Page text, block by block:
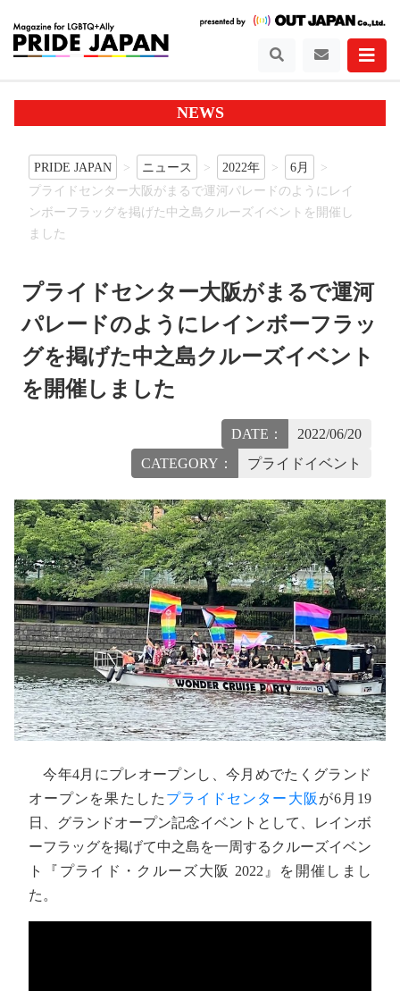
NEWS
PRIDE JAPAN ニュース 2022年
6月
プライドセンター大阪がまるで運河パレードのようにレイ
ンボーフラッグを掲げた中之島クルーズイベントを開催し
ました
プライドセンター大阪がまるで運河
パレードのようにレインボーフラッ
グを掲げた中之島クルーズイベント
を開催しました
DATE：
2022/06/20
CATEGORY：
プライドイベント
今年4月にプレオープンし、今月めでたくグランド
オープンを果たした プライドセンター大阪 が6月19
日、グランドオープン記念イベントとして、レインボ
ーフラッグを掲げて中之島を一周するクルーズイベン
ト『プライド・クルーズ大阪 2022』を開催しまし
た。